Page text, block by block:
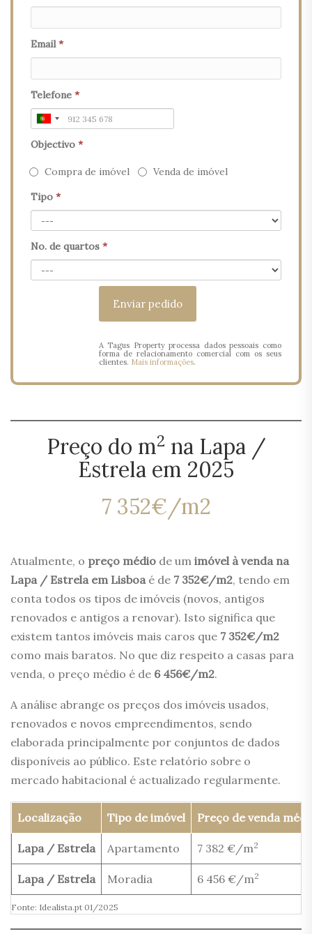
Email*
Telefone *
Objectivo *
Compra de imóvel
Venda de imóvel
Tipo *
No. de quartos *
A Tagus Property processa dados pessoais como
forma de relacionamento comercial com os seus
clientes. Mais informações.
Preço do m2 na Lapa /
Estrela em 2025
7 352€/m2
Atualmente, o preço médio de um imóvel à venda na
Lapa / Estrela em Lisboaé de 7 352€/m2, tendo em
conta todos os tipos de imóveis (novos, antigos
renovados e antigos a renovar). Isto significa que
existem tantos imóveis mais caros que 7 352€/m2
como mais baratos. No que diz respeito a casas para
venda, o preço médio é de 6 456€/m2.
A análise abrange os preços dos imóveis usados,
renovados e novos empreendimentos, sendo
elaborada principalmente por conjuntos de dados
disponíveis ao público. Este relatório sobre o
mercado habitacional é actualizado regularmente.
Localização Tipo de imóvel Preço de venda
Lapa / Estrela Apartamento 7 382 €/m2
Lapa / Estrela Moradia 6 456 €/m2
Fonte: Idealista.pt 01/2025